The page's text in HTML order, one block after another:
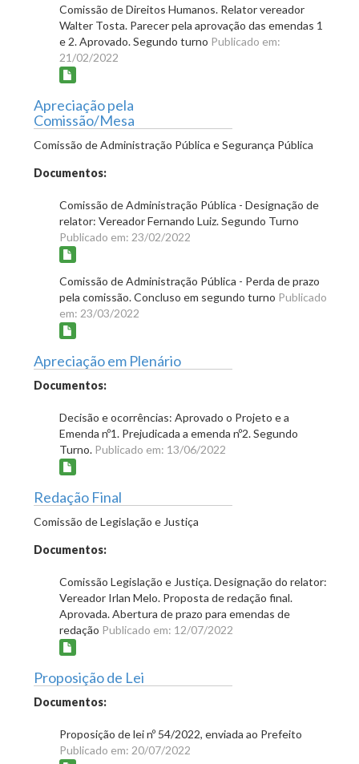
Comissão de Direitos Humanos. Relator vereador
Walter Tosta. Parecer pela aprovação das emendas 1
e 2. Aprovado. Segundo turno Publicado em:
21/02/2022
Apreciação pela
Comissão/Mesa
Comissão de Administração Pública e Segurança Pública
Documentos:
Comissão de Administração Pública - Designação de
relator: Vereador Fernando Luiz. Segundo Turno
Publicado em: 23/02/2022
Comissão de Administração Pública - Perda de prazo
pela comissão. Concluso em segundo turno Publicado
em: 23/03/2022
Apreciação em Plenário
Documentos:
Decisão e ocorrências: Aprovado o Projeto e a
Emenda nº1. Prejudicada a emenda nº2. Segundo
Turno. Publicado em: 13/06/2022
Redação Final
Comissão de Legislação e Justiça
Documentos:
Comissão Legislação e Justiça. Designação do relator:
Vereador Irlan Melo. Proposta de redação final.
Aprovada. Abertura de prazo para emendas de
redação Publicado em: 12/07/2022
Proposição de Lei
Documentos:
Proposição de lei nº 54/2022, enviada ao Prefeito
Publicado em: 20/07/2022